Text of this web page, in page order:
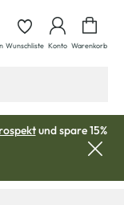
Wunschliste Konto Warenkorb
und spare 15%